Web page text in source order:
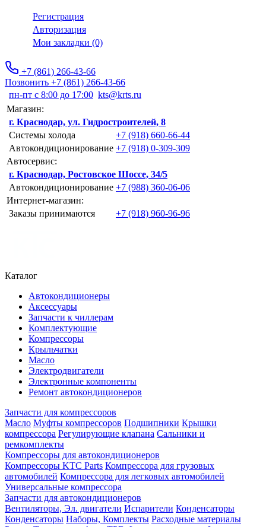
Регистрация
Авторизация
Мои закладки (0)
+7 (861) 266-43-66
Позвонить +7 (861) 266-43-66
пн-пт с 8:00 до 17:00 kts@krts.ru
Магазин:
г. Краснодар, ул. Гидростроителей, 8
Системы холода
+7 (918) 660-66-44
Автокондиционирование +7 (918) 0-309-309
Автосервис:
г. Краснодар, Ростовское Шоссе, 34/5
Автокондиционирование +7 (988) 360-06-06
Интернет-магазин:
Заказы принимаются
+7 (918) 960-96-96
Каталог
Автокондиционеры
Аксессуары
Запчасти к чиллерам
Комплектующие
Компрессоры
Крыльчатки
Масло
Электродвигатели
Электронные компоненты
Ремонт автокондиционеров
Запчасти для компрессоров
Масло Муфты компрессоров Подшипники Крышки
компрессора Регулирующие клапана Сальники и
ремкомплекты
Компрессоры для автокондиционеров
Компрессоры KTC Parts Компрессора для грузовых
автомобилей Компрессора для легковых автомобилей
Универсальные компрессора
Запчасти для автокондиционеров
Вентиляторы, Эл. двигатели Испарители Конденсаторы
Конденсаторы Наборы, Комплекты Расходные материалы